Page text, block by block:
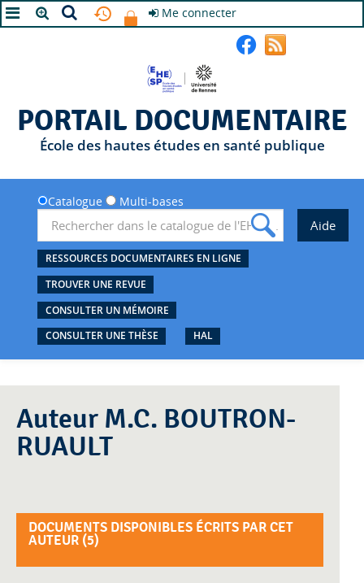
Me connecter
PORTAIL DOCUMENTAIRE
École des hautes études en santé publique
Catalogue Multi-bases
RESSOURCES DOCUMENTAIRES EN LIGNE
TROUVER UNE REVUE
CONSULTER UN MÉMOIRE
CONSULTER UNE THÈSE
HAL
Auteur M.C. BOUTRON-
RUAULT
DOCUMENTS DISPONIBLES ÉCRITS PAR CET
AUTEUR (5)